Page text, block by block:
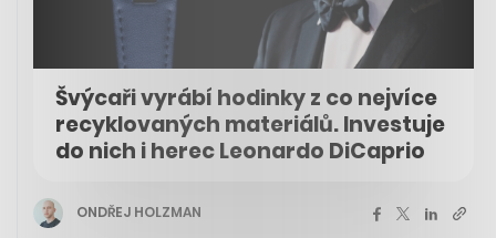
Švýcaři vyrábí hodinky z co nejvíce
recyklovaných materiálů. Investuje
do nich i herec Leonardo DiCaprio
ONDŘEJ HOLZMAN